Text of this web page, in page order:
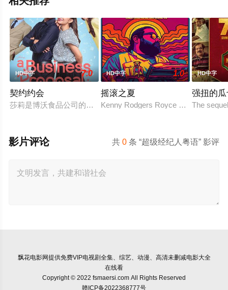
HD中字 7.0
契约约会
莎莉是博沃食品公司的食品分析师，如今陷入财务困境，她答
HD中字 1.0
摇滚之夏
Kenny Rodgers Royce honors his
HD中字
强扭的
The
共0 条 “超级经纪人粤语” 影评
影片评论
飘花电影网提供免费VIP电视剧全集、综艺、动漫、高清未删减电影大全
在线看
Copyright © 2022 fsmaersi.com All Rights Reserved
赣ICP备2022368777号